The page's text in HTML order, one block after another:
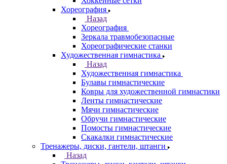
Хореография
Назад
Хореография
Зеркала травмобезопасные
Хореографические станки
Художественная гимнастика
Назад
Художественная гимнастика
Булавы гимнастические
Ковры для художественной гимнастики
Ленты гимнастические
Мячи гимнастические
Обручи гимнастические
Помосты гимнастические
Скакалки гимнастические
Тренажеры, диски, гантели, штанги
Назад